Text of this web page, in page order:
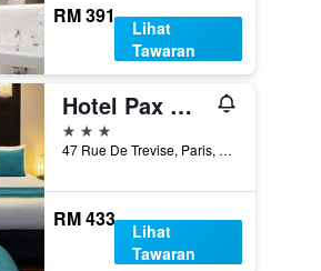
RM 391
Lihat
Tawaran
Hotel Pax Opera
3 bintang
47 Rue De Trevise, Paris, Perancis
RM 433
Lihat
Tawaran